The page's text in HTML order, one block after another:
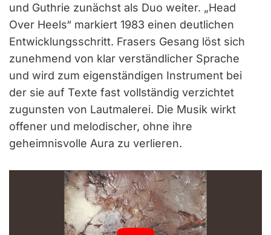
und Guthrie zunächst als Duo weiter. „Head
Over Heels“ markiert 1983 einen deutlichen
Entwicklungsschritt. Frasers Gesang löst sich
zunehmend von klar verständlicher Sprache
und wird zum eigenständigen Instrument bei
der sie auf Texte fast vollständig verzichtet
zugunsten von Lautmalerei. Die Musik wirkt
offener und melodischer, ohne ihre
geheimnisvolle Aura zu verlieren.